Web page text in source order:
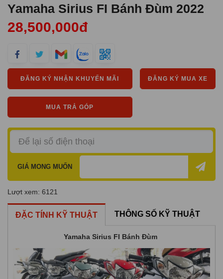
Yamaha Sirius FI Bánh Đùm 2022
28,500,000đ
ĐĂNG KÝ NHẬN KHUYẾN MÃI ĐĂNG KÝ MUA XE
MUA TRẢ GÓP
GIÁ MONG MUỐN
Lượt xem: 6121
ĐẶC TÍNH KỸ THUẬT THÔNG SỐ KỸ THUẬT
Yamaha Sirius FI Bánh Đùm